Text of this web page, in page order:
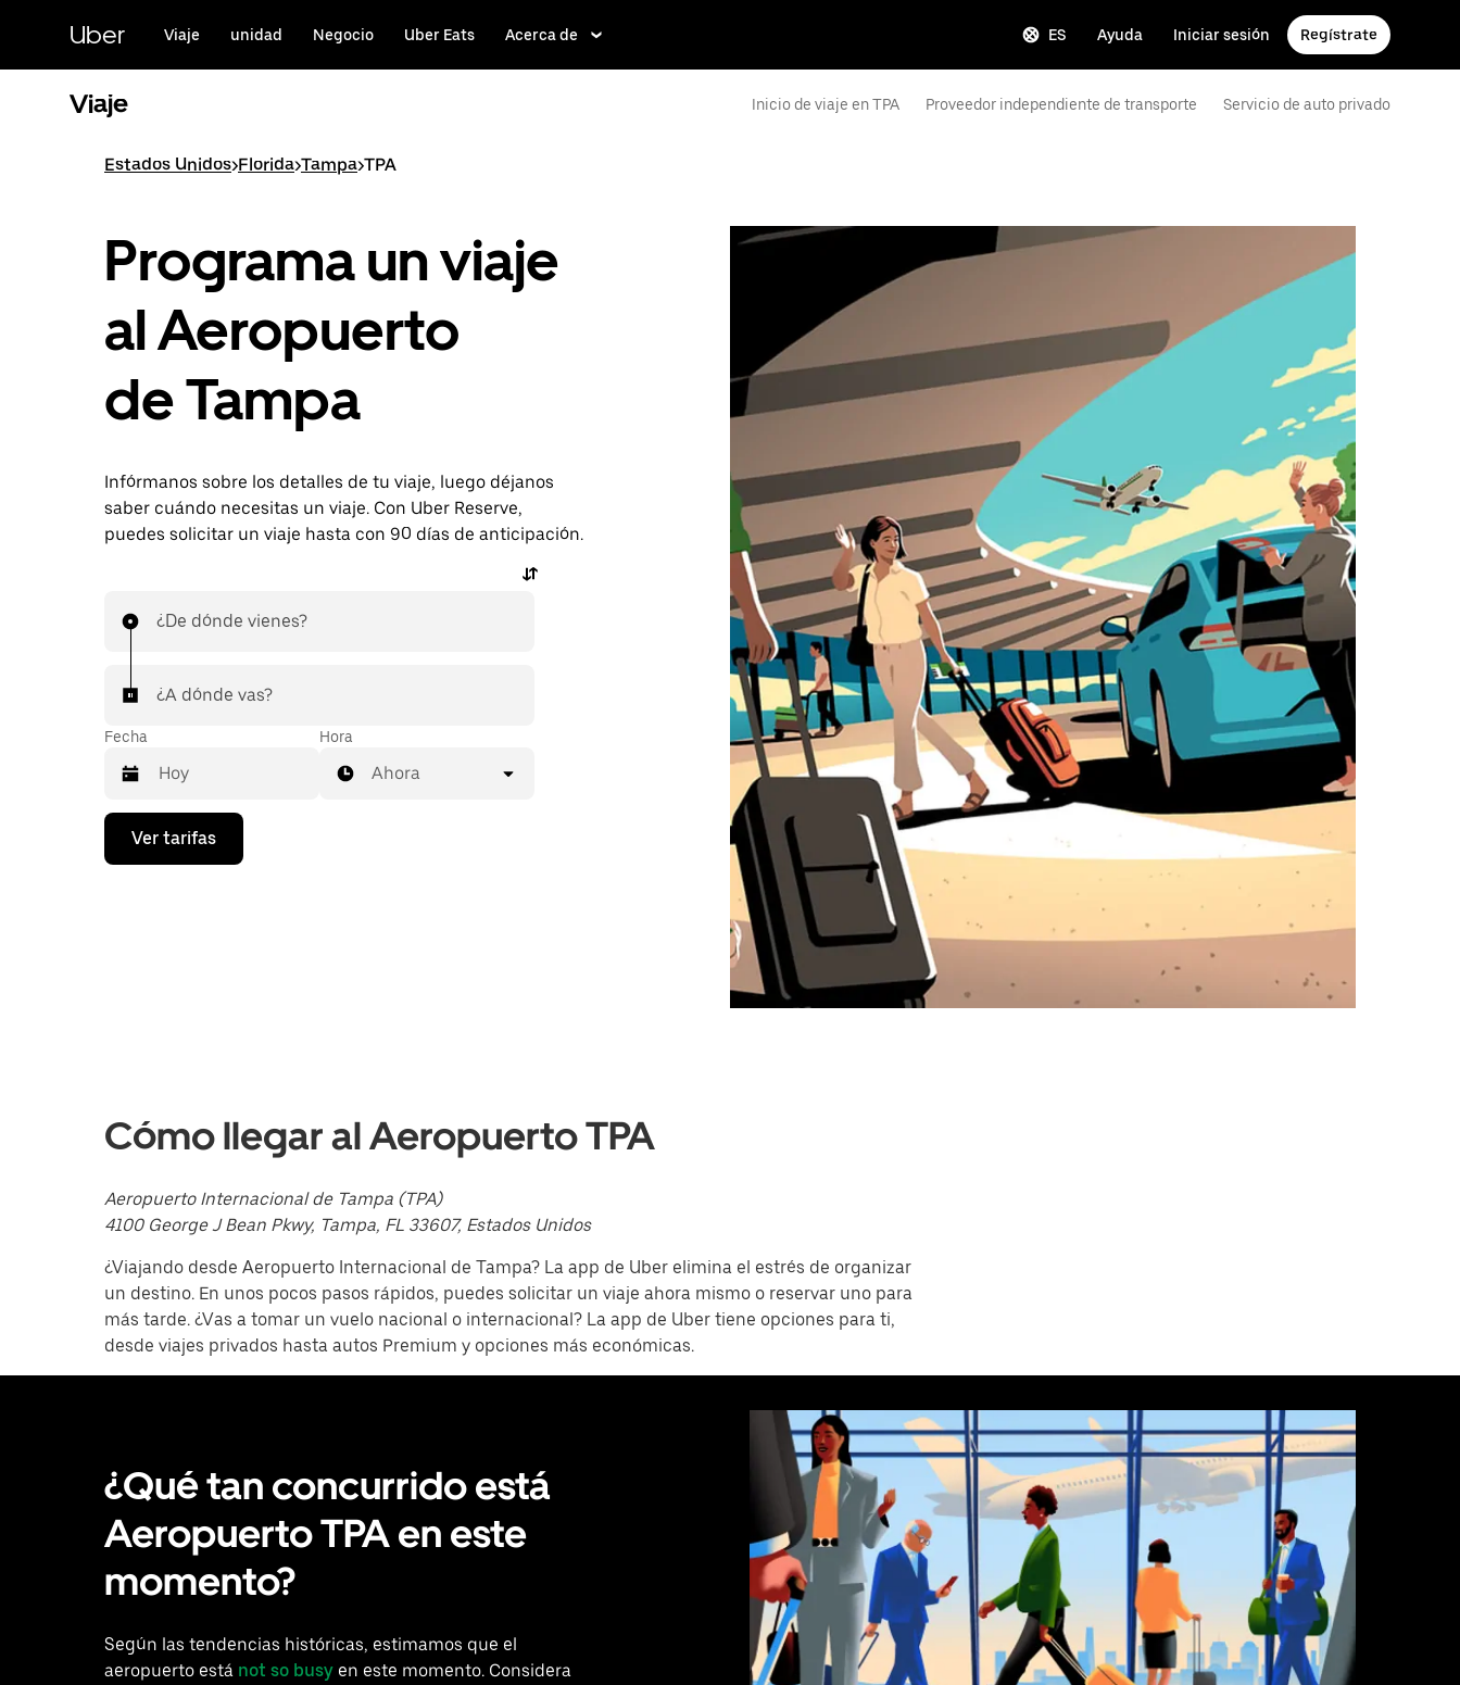
contenido
principal
Uber Viaje unidad Negocio Uber Eats Acerca de ES Ayuda Iniciar sesión Regístrate
Viaje Inicio de viaje en TPA Proveedor independiente de transporte Servicio de auto privado
Estados Unidos>Florida>Tampa>TPA
Programa un viaje
al Aeropuerto
de Tampa
Infórmanos sobre los detalles de tu viaje, luego déjanos
saber cuándo necesitas un viaje. Con Uber Reserve,
puedes solicitar un viaje hasta con 90 días de anticipación.
¿De dónde vienes?
¿A dónde vas?
Fecha
Presiona
flecha
la
tecla Esc
el
calendario.
Hora
Ahora
Ver tarifas
Cómo llegar al Aeropuerto TPA
Aeropuerto Internacional de Tampa (TPA)
4100 George J Bean Pkwy, Tampa, FL 33607, Estados Unidos
¿Viajando desde Aeropuerto Internacional de Tampa? La app de Uber elimina el estrés de organizar
un destino. En unos pocos pasos rápidos, puedes solicitar un viaje ahora mismo o reservar uno para
más tarde. ¿Vas a tomar un vuelo nacional o internacional? La app de Uber tiene opciones para ti,
desde viajes privados hasta autos Premium y opciones más económicas.
¿Qué tan concurrido está
Aeropuerto TPA en este
momento?
Según las tendencias históricas, estimamos que el
aeropuerto está not so busy en este momento. Considera